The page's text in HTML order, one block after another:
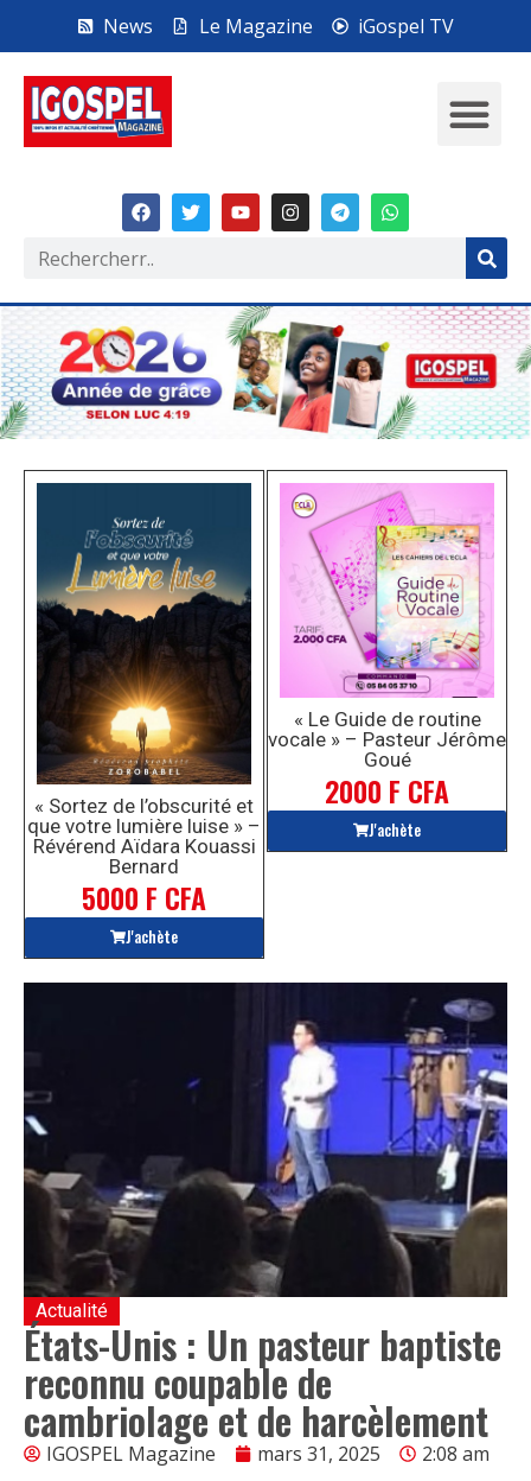
News Le Magazine iGospel TV
« Sortez de l’obscurité et
que votre lumière luise » –
Révérend Aïdara Kouassi
Bernard
5000 F CFA
J'achète
« Le Guide de routine
vocale » – Pasteur Jérôme
Goué
2000 F CFA
J'achète
Actualité
États-Unis : Un pasteur baptiste
reconnu coupable de
cambriolage et de harcèlement
IGOSPEL Magazine mars 31, 2025 2:08 am